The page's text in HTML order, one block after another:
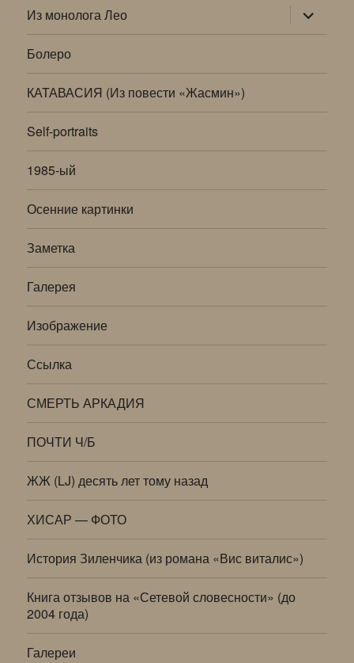
Из монолога Лео раскрыть
дочернее
меню
Болеро
КАТАВАСИЯ (Из повести «Жасмин»)
Self-portraits
1985-ый
Осенние картинки
Заметка
Галерея
Изображение
Ссылка
СМЕРТЬ АРКАДИЯ
ПОЧТИ Ч/Б
ЖЖ (LJ) десять лет тому назад
ХИСАР — ФОТО
История Зиленчика (из романа «Вис виталис»)
Книга отзывов на «Сетевой словесности» (до
2004 года)
Галереи